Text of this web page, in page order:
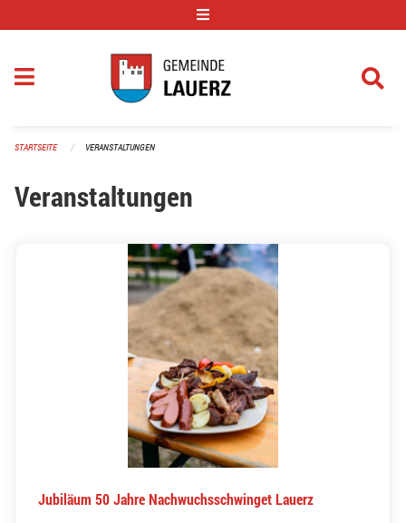
STARTSEITE VERANSTALTUNGEN
Veranstaltungen
Jubiläum 50 Jahre Nachwuchsschwinget Lauerz